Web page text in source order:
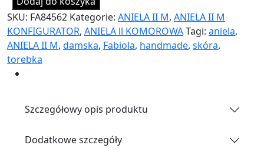
SKU: FA84562 Kategorie: ANIELA II M, ANIELA II M
KONFIGURATOR, ANIELA ll KOMOROWATagi: aniela,
ANIELA II M, damska, Fabiola, handmade, skóra,
torebka
Szczegółowy opis produktu
Dodatkowe szczegóły